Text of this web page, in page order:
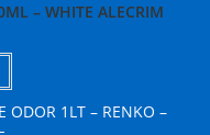
– WHITE ALECRIM